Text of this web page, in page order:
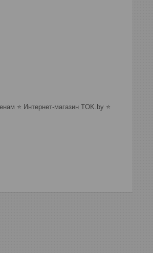
⭐️ Интернет-магазин TOK.by ⭐️